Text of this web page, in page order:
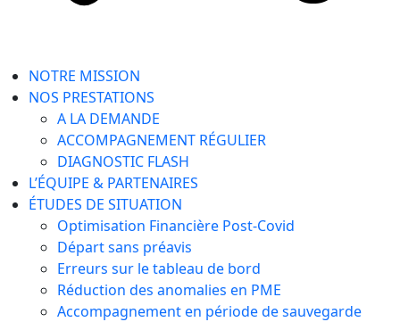
NOTRE MISSION
NOS PRESTATIONS
A LA DEMANDE
ACCOMPAGNEMENT RÉGULIER
DIAGNOSTIC FLASH
L’ÉQUIPE & PARTENAIRES
ÉTUDES DE SITUATION
Optimisation Financière Post-Covid
Départ sans préavis
Erreurs sur le tableau de bord
Réduction des anomalies en PME​
Accompagnement en période de sauvegarde